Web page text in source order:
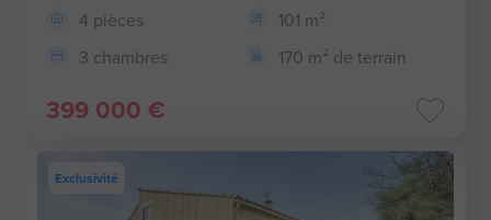
4 pièces
101 m²
3 chambres
170 m² de terrain
399 000 €
Exclusivité